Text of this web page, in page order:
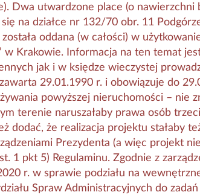
Dwa utwardzone place (o
na działce nr 132/70 obr. 11
oddana (w całości) w
w Krakowie. Informacja na ten temat
jak i w księdze wieczystej
29.01.1990 r. i obowiązuje do
powyższej nieruchomości – nie
terenie naruszałaby prawa osób
dodać, że realizacja projektu stałaby
Prezydenta (a więc projekt
1 pkt 5) Regulaminu. Zgodnie z
r. w sprawie podziału na
Spraw Administracyjnych do